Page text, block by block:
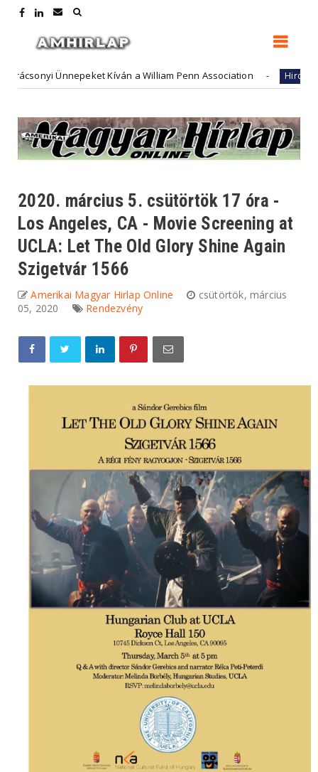
Ünnepeket Kíván a William Penn Association Hirdető
2020. március 5. csütörtök 17 óra -
Los Angeles, CA - Movie Screening at
UCLA: Let The Old Glory Shine Again
Szigetvár 1566
Amerikai Magyar Hirlap Online
csütörtök, március
05, 2020
Rendezvény